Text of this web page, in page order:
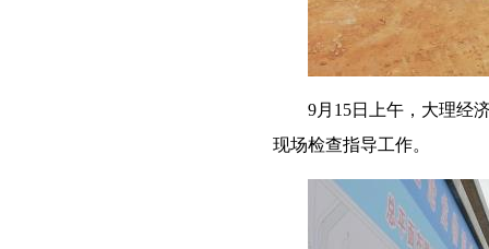
9月15日上午，大理经
现场检查指导工作。